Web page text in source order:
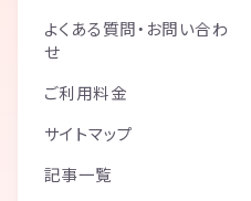
よくある質問・お問い合わ
せ
ご利用料金
サイトマップ
記事一覧